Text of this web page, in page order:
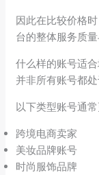
因此在比较价格
台的整体服务质量
什么样的账号适
并非所有账号都
以下类型账号通
跨境电商卖家
美妆品牌账号
时尚服饰品牌